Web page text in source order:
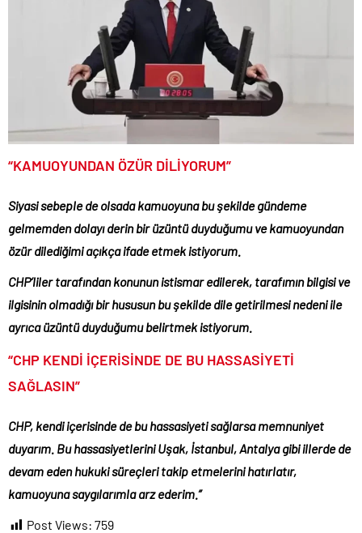
“KAMUOYUNDAN ÖZÜR DİLİYORUM”
Siyasi sebeple de olsada kamuoyuna bu şekilde gündeme
gelmemden dolayı derin bir üzüntü duyduğumu ve kamuoyundan
özür dilediğimi açıkça ifade etmek istiyorum.
CHP’liler tarafından konunun istismar edilerek, tarafımın bilgisi ve
ilgisinin olmadığı bir hususun bu şekilde dile getirilmesi nedeni ile
ayrıca üzüntü duyduğumu belirtmek istiyorum.
“CHP KENDİ İÇERİSİNDE DE BU HASSASİYETİ
SAĞLASIN”
CHP, kendi içerisinde de bu hassasiyeti sağlarsa memnuniyet
duyarım. Bu hassasiyetlerini Uşak, İstanbul, Antalya gibi illerde de
devam eden hukuki süreçleri takip etmelerini hatırlatır,
kamuoyuna saygılarımla arz ederim.”
Post Views: 759